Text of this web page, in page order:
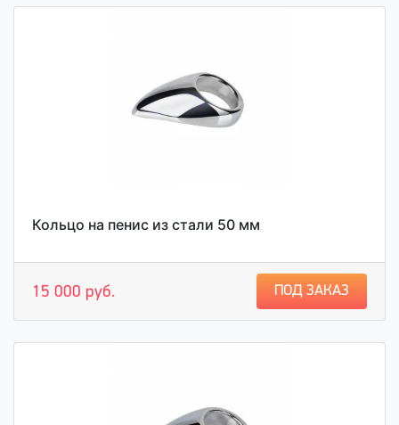
Кольцо на пенис из стали 50 мм
15 000 руб. ПОД ЗАКАЗ